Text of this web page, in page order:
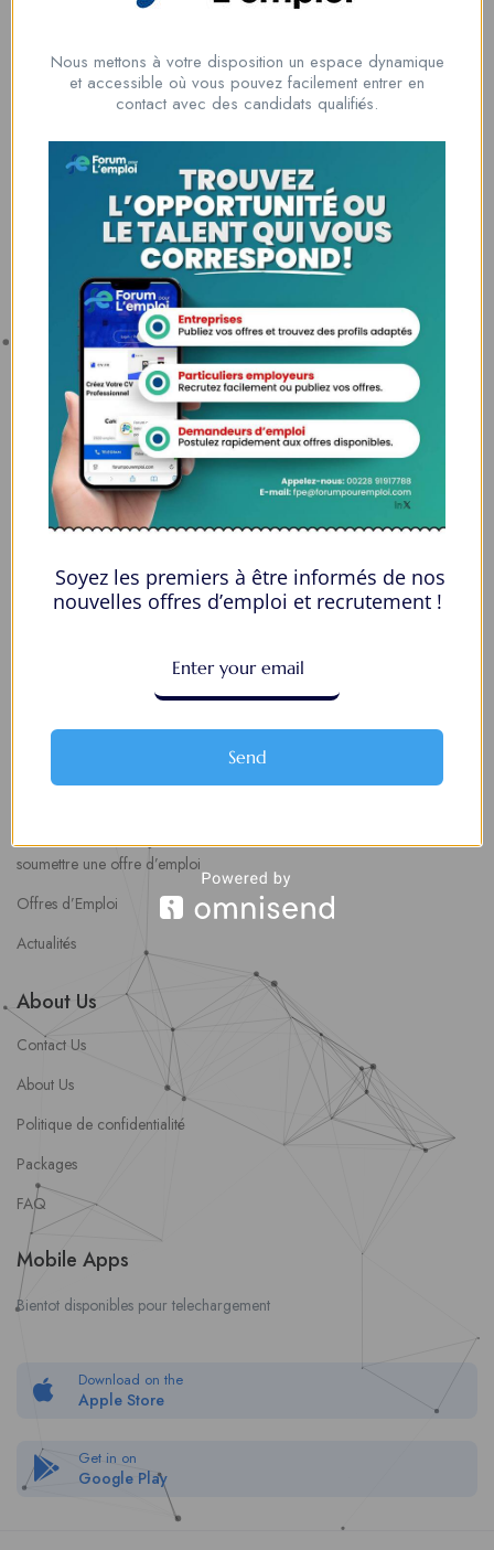
Nous contacter
00228 91917788
la solution idéale pour tous ceux qui cherchent à se connecter au
monde du travail. Que vous soyez à la recherche d’une nouvelle
opportunité professionnelle ou que vous souhaitiez recruter les meilleurs
Lome, Togo
fpe@forumpouremploi.com / 0022891917788
Espaces Candidats
Parcourir les Candidats
Tableau de Bord
Alertes d’Emploi
Mes Favoris
Postuler en ligne : 5 erreurs courantes à éviter pour maximiser vos
8 Décisions Importantes Pour Ne Pas Vivre Avec Des Regrets
Espace Employeurs
Parcourirs les employeurs
soumettre une offre d’emploi
Offres d’Emploi
Actualités
About Us
Contact Us
About Us
Politique de confidentialité
Packages
FAQ
Mobile Apps
Bientot disponibles pour telechargement
Download on the
Apple Store
Get in on
Google Play
Nous mettons à votre disposition un espace dynamique
et accessible où vous pouvez facilement entrer en
contact avec des candidats qualifiés.
Soyez les premiers à être informés de nos
nouvelles offres d’emploi et recrutement !
Send